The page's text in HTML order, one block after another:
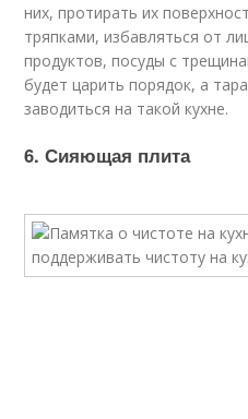
них, протирать их
тряпками, избавляться от
продуктов, посуды с
будет царить порядок, а
заводиться на такой кухне.
6. Сияющая плита